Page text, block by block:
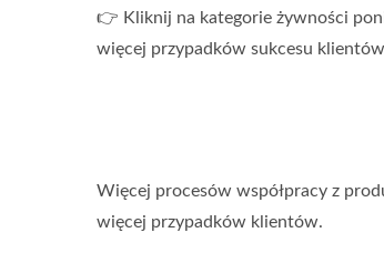
👉 Kliknij na kategorie żywności
więcej przypadków sukcesu
Więcej procesów współpracy z
więcej przypadków klientów.